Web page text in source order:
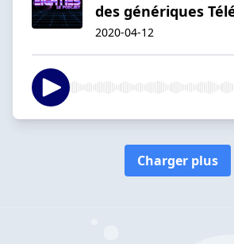
des génériques
2020-04-12
Charger plus